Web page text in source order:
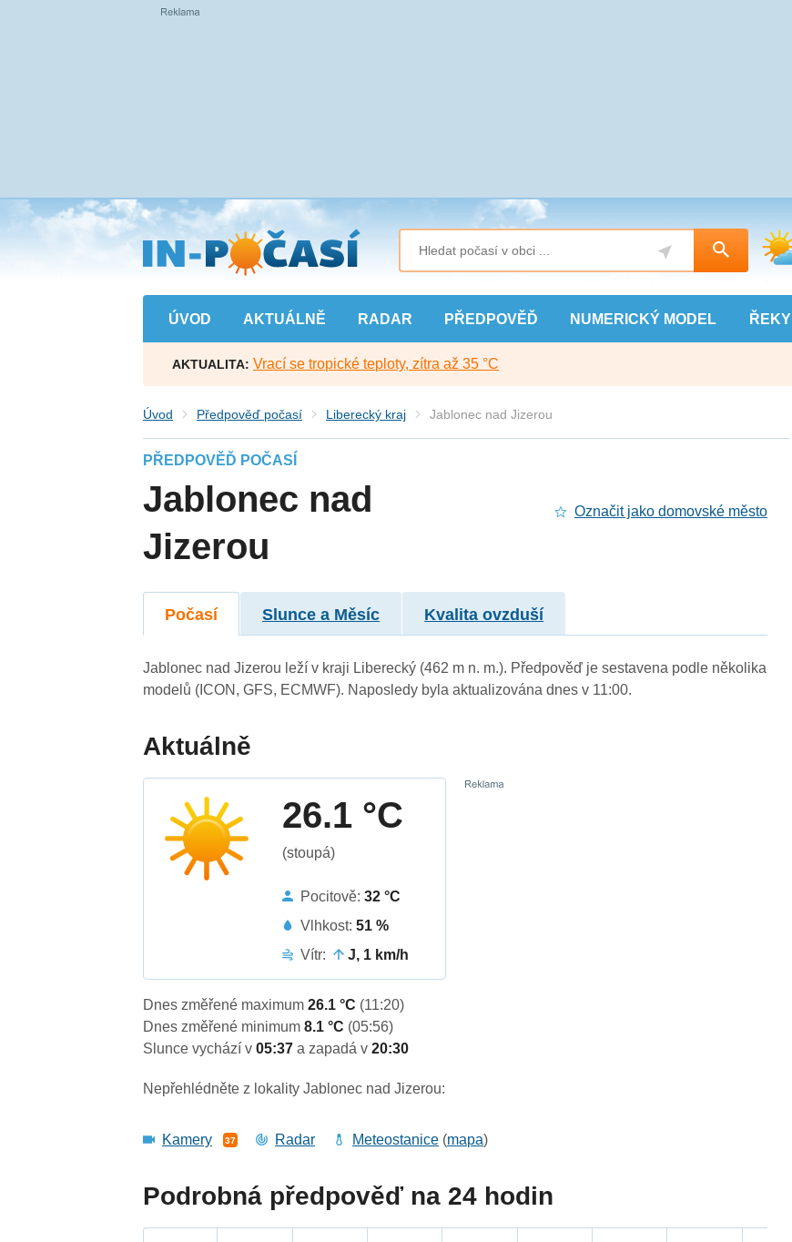
Přejít
na
hlavní
obsah
ÚVOD AKTUÁLNĚ RADAR PŘEDPOVĚĎ NUMERICKÝ MODEL ŘEKY
AKTUALITA: Vrací se tropické teploty, zítra až 35 °C
Úvod Předpověď počasí Liberecký kraj Jablonec nad Jizerou
PŘEDPOVĚĎ POČASÍ
Jablonec nad
Jizerou
Označit jako domovské město
Počasí Slunce a Měsíc Kvalita ovzduší
Jablonec nad Jizerou leží v kraji Liberecký (462 m n. m.). Předpověď je sestavena podle několika
modelů (ICON, GFS, ECMWF). Naposledy byla aktualizována dnes v 11:00.
Aktuálně
26.1 °C
(stoupá)
Pocitově:32 °C
Vlhkost:51 %
Vítr:
J, 1 km/h
Dnes změřené maximum26.1 °C (11:20)
Dnes změřené minimum8.1 °C (05:56)
Slunce vychází v05:37a zapadá v20:30
Nepřehlédněte z lokality Jablonec nad Jizerou:
Kamery 37 Radar Meteostanice (mapa)
Podrobná předpověď na 24 hodin